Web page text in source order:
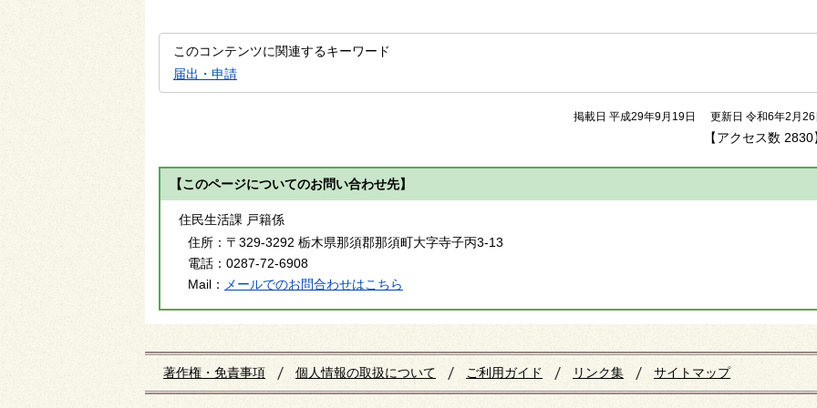
このコンテンツに関連するキーワード
届出・申請
掲載日 平成29年9月19日 更新日 令和6年2月
【アクセス数 2830
【このページについてのお問い合わせ先】
住民生活課 戸籍係
住所： 〒329-3292 栃木県那須郡那須町大字寺子丙3-13
電話： 0287-72-6908
Mail：
メールでのお問合わせはこちら
著作権・免責事項 個人情報の取扱について ご利用ガイド リンク集 サイトマップ